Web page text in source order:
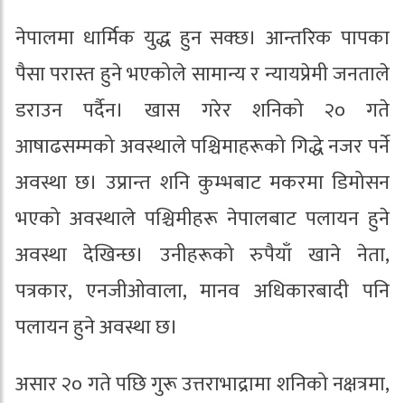
नेपालमा धार्मिक युद्ध हुन सक्छ। आन्तरिक पापका
पैसा परास्त हुने भएकोले सामान्य र न्यायप्रेमी जनताले
डराउन पर्दैन। खास गरेर शनिको २० गते
आषाढसम्मको अवस्थाले पश्चिमाहरूको गिद्धे नजर पर्ने
अवस्था छ। उप्रान्त शनि कुम्भबाट मकरमा डिमोसन
भएको अवस्थाले पश्चिमीहरू नेपालबाट पलायन हुने
अवस्था देखिन्छ। उनीहरूको रुपैयाँ खाने नेता,
पत्रकार, एनजीओवाला, मानव अधिकारबादी पनि
पलायन हुने अवस्था छ।
असार २० गते पछि गुरू उत्तराभाद्रामा शनिको नक्षत्रमा,